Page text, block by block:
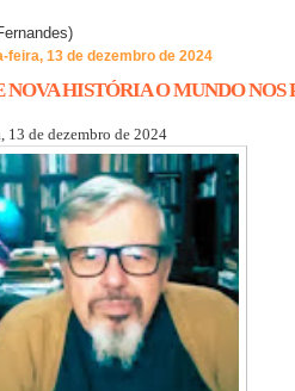
feira, 13 de dezembro de 2024
NOVA HISTÓRIA O MUNDO NOS
13 de dezembro de 2024